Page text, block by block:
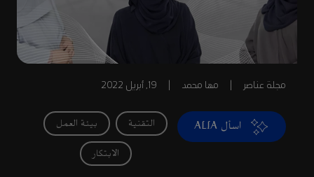
مجلة عناصر مها محمد 19, أبريل 2022
اسأل ALIA التقنية بيئة العمل
الابتكار